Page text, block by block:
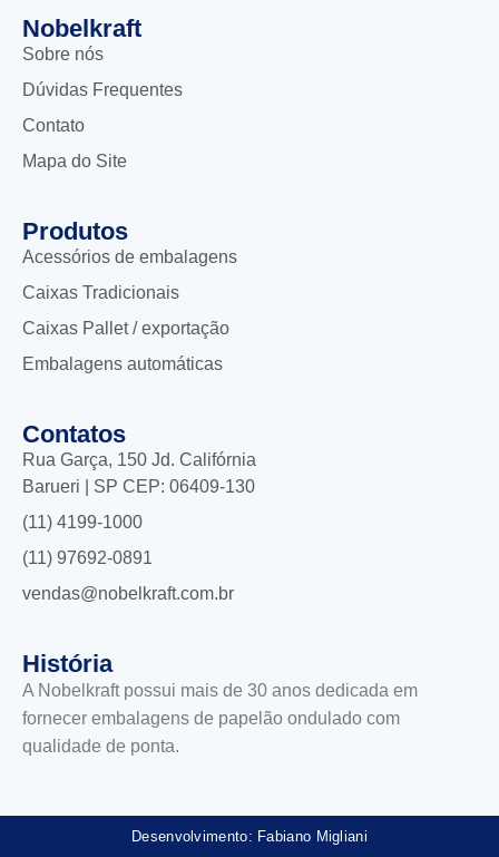
Nobelkraft
Sobre nós
Dúvidas Frequentes
Contato
Mapa do Site
Produtos
Acessórios de embalagens
Caixas Tradicionais
Caixas Pallet / exportação
Embalagens automáticas
Contatos
Rua Garça, 150 Jd. Califórnia
Barueri | SP CEP: 06409-130
(11) 4199-1000
(11) 97692-0891
vendas@nobelkraft.com.br
História
A Nobelkraft possui mais de 30 anos dedicada em
fornecer embalagens de papelão ondulado com
qualidade de ponta.
Desenvolvimento: Fabiano Migliani